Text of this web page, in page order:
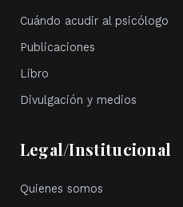
Cuándo acudir al psicólogo
Publicaciones
Libro
Divulgación y medios
Legal/Institucional
Quienes somos